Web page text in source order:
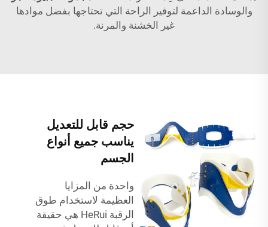
والوسادة الداعمة لتوفير الراحة التي تحتاجها بفضل موادها
غير الخشنة والمرنة.
حجم قابل للتعديل
يناسب جميع أنواع
الجسم
واحدة من المزايا
العظيمة لاستخدام طوق
الرقبة HeRui هي حقيقة